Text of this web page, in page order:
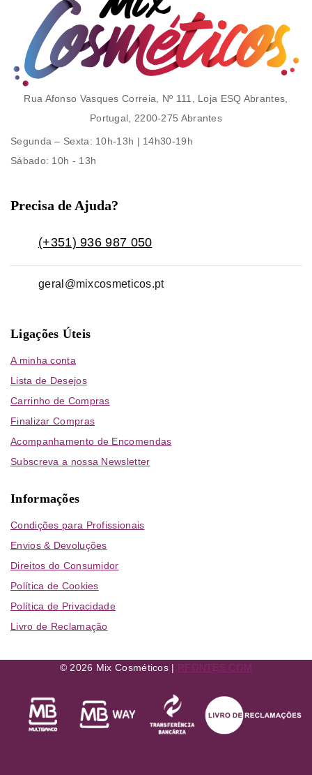
Rua Afonso Vasques Correia, Nº 111, Loja ESQ Abrantes,
Portugal, 2200-275 Abrantes
Segunda – Sexta: 10h-13h | 14h30-19h
Sábado: 10h - 13h
Precisa de Ajuda?
(+351) 936 987 050
geral@mixcosmeticos.pt
Ligações Úteis
A minha conta
Lista de Desejos
Carrinho de Compras
Finalizar Compras
Acompanhamento de Encomendas
Subscreva a nossa Newsletter
Informações
Condições para Profissionais
Envios & Devoluções
Direitos do Consumidor
Política de Cookies
Política de Privacidade
Livro de Reclamação
© 2026 Mix Cosméticos | RFONTES.COM